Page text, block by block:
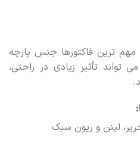
مهم ترین فاکتورها جنس پارچه
تأثیر زیادی در راحتی،
لینن و ریون سبک